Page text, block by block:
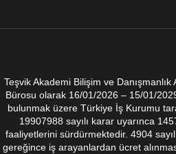
Teşvik Akademi Bilişim ve
Bürosu olarak 16/01/2026 – 15/01/
bulunmak üzere Türkiye İş Kurumu
19907988 sayılı karar uyarınca
faaliyetlerini sürdürmektedir. 4904
gereğince iş arayanlardan ücret